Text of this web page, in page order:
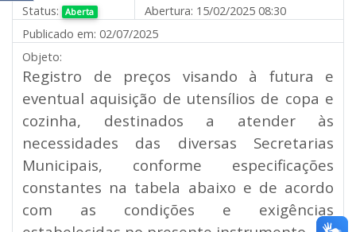
Status: Aberta Abertura: 15/02/2025 08:30
Publicado em: 02/07/2025
Objeto:
Registro de preços visando à futura e
eventual aquisição de utensílios de copa e
cozinha, destinados a atender às
necessidades das diversas Secretarias
Municipais, conforme especificações
constantes na tabela abaixo e de acordo
com as condições e exigências